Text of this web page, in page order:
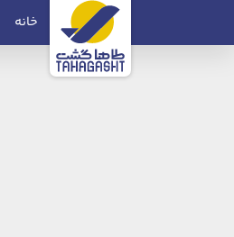
خانه